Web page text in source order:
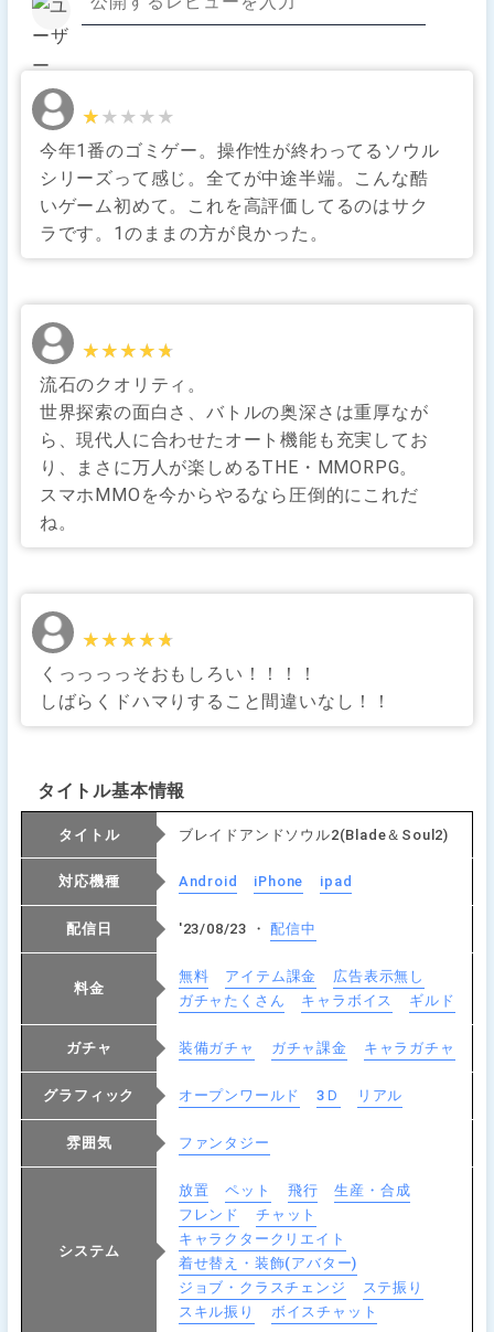
★★★★★
★★★★★
今年1番のゴミゲー。操作性が終わってるソウル
シリーズって感じ。全てが中途半端。こんな酷
いゲーム初めて。これを高評価してるのはサク
ラです。1のままの方が良かった。
★★★★★
★★★★★
流石のクオリティ。
世界探索の面白さ、バトルの奥深さは重厚なが
ら、現代人に合わせたオート機能も充実してお
り、まさに万人が楽しめるTHE・MMORPG。
スマホMMOを今からやるなら圧倒的にこれだ
ね。
★★★★★
★★★★★
くっっっっそおもしろい！！！！
しばらくドハマりすること間違いなし！！
タイトル基本情報
タイトル ブレイドアンドソウル2(Blade＆Soul2)
対応機種 Android iPhone ipad
配信日 '23/08/23 ・配信中
料金
無料 アイテム課金
広告表示無し
ガチャたくさん
キャラボイス ギルド
ガチャ 装備ガチャ ガチャ課金 キャラガチャ
グラフィック オープンワールド 3Ｄ リアル
雰囲気 ファンタジー
システム
放置 ペット 飛行
生産・合成
フレンド
チャット
キャラクタークリエイト
着せ替え・装飾(アバター)
ジョブ・クラスチェンジ
ステ振り
スキル振り
ボイスチャット